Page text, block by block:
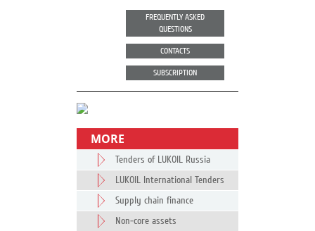
FREQUENTLY ASKED
QUESTIONS
CONTACTS
SUBSCRIPTION
MORE
Tenders of LUKOIL Russia
LUKOIL International Tenders
Supply chain finance
Non-core assets